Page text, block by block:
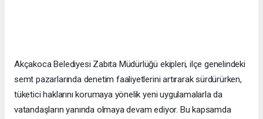
Akçakoca Belediyesi Zabıta Müdürlüğü ekipleri, ilçe genelindeki
semt pazarlarında denetim faaliyetlerini artırarak sürdürürken,
tüketici haklarını korumaya yönelik yeni uygulamalarla da
vatandaşların yanında olmaya devam ediyor. Bu kapsamda